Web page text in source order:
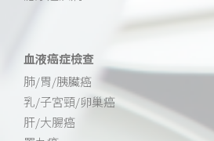
血液癌症檢查
肺/胃/胰臟癌
乳/子宮頸/卵巢癌
肝/大腸癌